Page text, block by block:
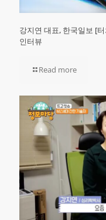
강지연 대표, 한국일보 [
인터뷰
Read more